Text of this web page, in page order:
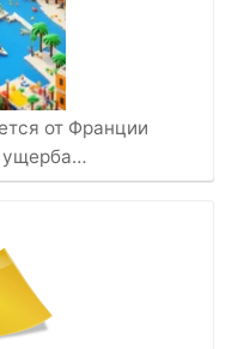
от Франции
ущерба…